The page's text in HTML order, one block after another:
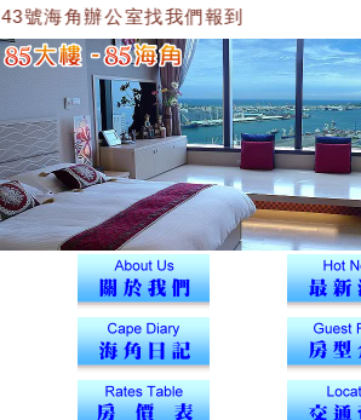
海角辦公室找我們報到喔...是在12樓